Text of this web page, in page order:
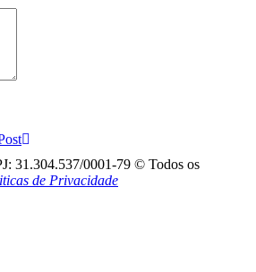
31.304.537/0001-79 © Todos os
de Privacidade